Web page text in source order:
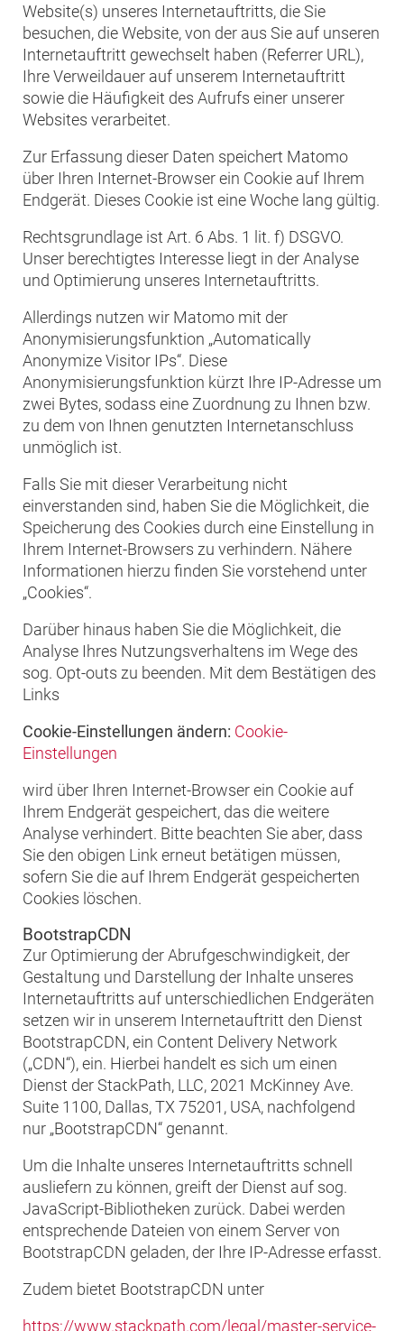
Website(s) unseres Internetauftritts, die Sie
besuchen, die Website, von der aus Sie auf unseren
Internetauftritt gewechselt haben (Referrer URL),
Ihre Verweildauer auf unserem Internetauftritt
sowie die Häufigkeit des Aufrufs einer unserer
Websites verarbeitet.
Zur Erfassung dieser Daten speichert Matomo
über Ihren Internet-Browser ein Cookie auf Ihrem
Endgerät. Dieses Cookie ist eine Woche lang gültig.
Rechtsgrundlage ist Art. 6 Abs. 1 lit. f) DSGVO.
Unser berechtigtes Interesse liegt in der Analyse
und Optimierung unseres Internetauftritts.
Allerdings nutzen wir Matomo mit der
Anonymisierungsfunktion „Automatically
Anonymize Visitor IPs“. Diese
Anonymisierungsfunktion kürzt Ihre IP-Adresse um
zwei Bytes, sodass eine Zuordnung zu Ihnen bzw.
zu dem von Ihnen genutzten Internetanschluss
unmöglich ist.
Falls Sie mit dieser Verarbeitung nicht
einverstanden sind, haben Sie die Möglichkeit, die
Speicherung des Cookies durch eine Einstellung in
Ihrem Internet-Browsers zu verhindern. Nähere
Informationen hierzu finden Sie vorstehend unter
„Cookies“.
Darüber hinaus haben Sie die Möglichkeit, die
Analyse Ihres Nutzungsverhaltens im Wege des
sog. Opt-outs zu beenden. Mit dem Bestätigen des
Links
Cookie-Einstellungen ändern: Cookie-
Einstellungen
wird über Ihren Internet-Browser ein Cookie auf
Ihrem Endgerät gespeichert, das die weitere
Analyse verhindert. Bitte beachten Sie aber, dass
Sie den obigen Link erneut betätigen müssen,
sofern Sie die auf Ihrem Endgerät gespeicherten
Cookies löschen.
BootstrapCDN
Zur Optimierung der Abrufgeschwindigkeit, der
Gestaltung und Darstellung der Inhalte unseres
Internetauftritts auf unterschiedlichen Endgeräten
setzen wir in unserem Internetauftritt den Dienst
BootstrapCDN, ein Content Delivery Network
(„CDN“), ein. Hierbei handelt es sich um einen
Dienst der StackPath, LLC, 2021 McKinney Ave.
Suite 1100, Dallas, TX 75201, USA, nachfolgend
nur „BootstrapCDN“ genannt.
Um die Inhalte unseres Internetauftritts schnell
ausliefern zu können, greift der Dienst auf sog.
JavaScript-Bibliotheken zurück. Dabei werden
entsprechende Dateien von einem Server von
BootstrapCDN geladen, der Ihre IP-Adresse erfasst.
Zudem bietet BootstrapCDN unter
https://www.stackpath.com/legal/master-service-